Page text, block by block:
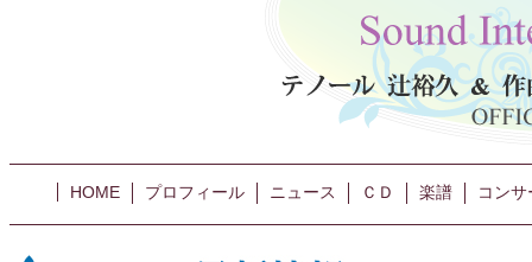
HOME プロフィール ニュース ＣＤ 楽譜 コン